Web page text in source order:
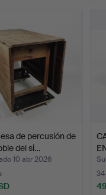
de percusión de
del si…
10 abr 2026
…